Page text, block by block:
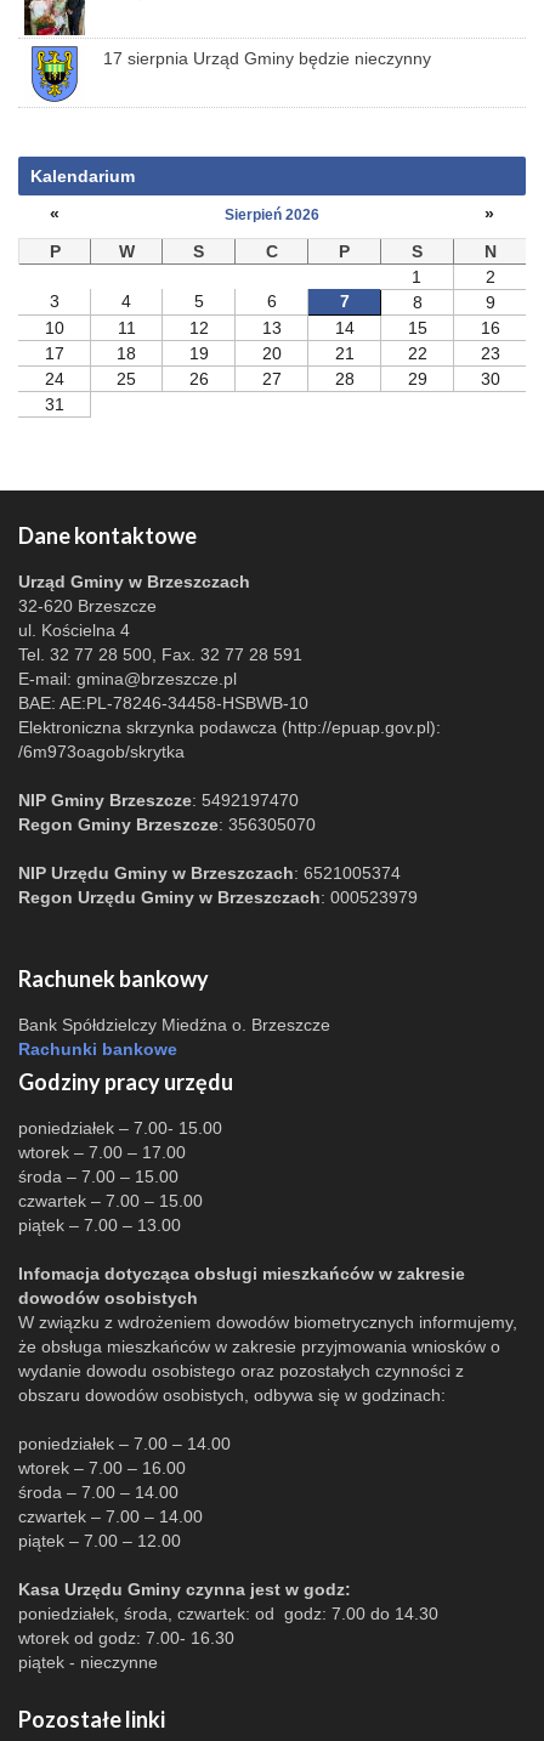
17 sierpnia Urząd Gminy będzie nieczynny
Kalendarium
«
Sierpień 2026
»
P
W S C P S
N
1
2
3
4 5 6 7 8
9
10
11 12 13 14 15
16
17
18 19 20 21 22
23
24
25 26 27 28 29
30
31
Dane kontaktowe
Urząd Gminy w Brzeszczach
32-620 Brzeszcze
ul. Kościelna 4
Tel. 32 77 28 500, Fax. 32 77 28 591
E-mail: gmina@brzeszcze.pl
BAE: AE:PL-78246-34458-HSBWB-10
Elektroniczna skrzynka podawcza (http://epuap.gov.pl):
/6m973oagob/skrytka
NIP Gminy Brzeszcze: 5492197470
Regon Gminy Brzeszcze: 356305070
NIP Urzędu Gminy w Brzeszczach: 6521005374
Regon Urzędu Gminy w Brzeszczach: 000523979
Rachunek bankowy
Bank Spółdzielczy Miedźna o. Brzeszcze
Rachunki bankowe
Godziny pracy urzędu
poniedziałek – 7.00- 15.00
wtorek – 7.00 – 17.00
środa – 7.00 – 15.00
czwartek – 7.00 – 15.00
piątek – 7.00 – 13.00
Infomacja dotycząca obsługi mieszkańców w zakresie
dowodów osobistych
W związku z wdrożeniem dowodów biometrycznych informujemy,
że obsługa mieszkańców w zakresie przyjmowania wniosków o
wydanie dowodu osobistego oraz pozostałych czynności z
obszaru dowodów osobistych, odbywa się w godzinach:
poniedziałek – 7.00 – 14.00
wtorek – 7.00 – 16.00
środa – 7.00 – 14.00
czwartek – 7.00 – 14.00
piątek – 7.00 – 12.00
Kasa Urzędu Gminy czynna jest w godz:
poniedziałek, środa, czwartek: od godz: 7.00 do 14.30
wtorek od godz: 7.00- 16.30
piątek - nieczynne
Pozostałe linki